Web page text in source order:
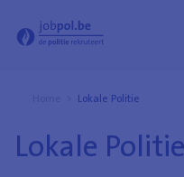
Lokale Politie - Jobpol
Lokale Politie
Lokale Politie